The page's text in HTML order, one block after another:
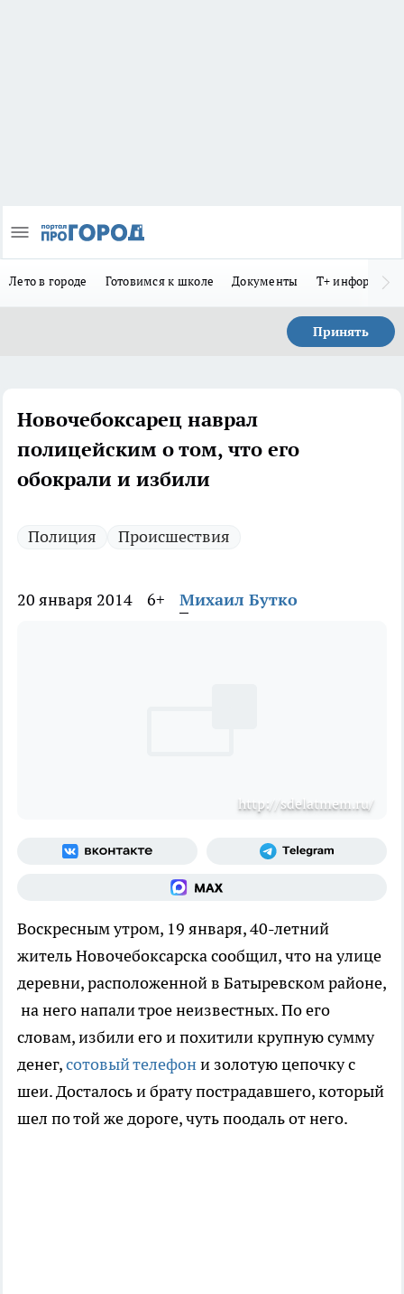
Лето в городе Готовимся к школе Документы Т+
Принять
Новочебоксарец наврал
полицейским о том, что его
обокрали и избили
Полиция Происшествия
20 января 2014 6+ Михаил Бутко
http://sdelatmem.ru/
Воскресным утром, 19 января, 40-летний
житель Новочебоксарска сообщил, что на улице
деревни, расположенной в Батыревском районе,
на него напали трое неизвестных. По его
словам, избили его и похитили крупную сумму
денег,сотовый телефони золотую цепочку с
шеи. Досталось и брату пострадавшего, который
шел по той же дороге, чуть поодаль от него.